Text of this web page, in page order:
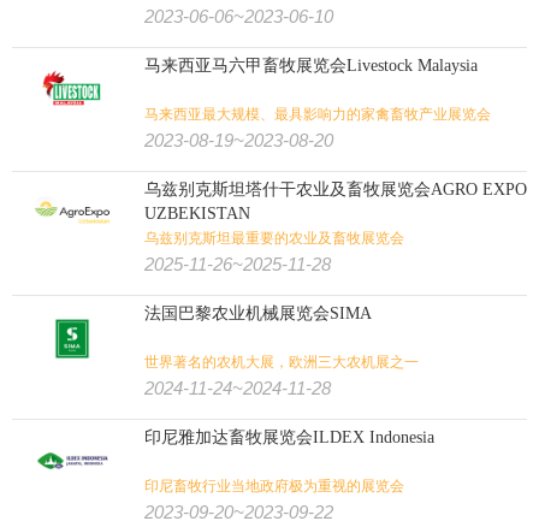
2023-06-06~2023-06-10
马来西亚马六甲畜牧展览会Livestock Malaysia
马来西亚最大规模、最具影响力的家禽畜牧产业展览会
2023-08-19~2023-08-20
乌兹别克斯坦塔什干农业及畜牧展览会AGRO EXPO
UZBEKISTAN
乌兹别克斯坦最重要的农业及畜牧展览会
2025-11-26~2025-11-28
法国巴黎农业机械展览会SIMA
世界著名的农机大展，欧洲三大农机展之一
2024-11-24~2024-11-28
印尼雅加达畜牧展览会ILDEX Indonesia
印尼畜牧行业当地政府极为重视的展览会
2023-09-20~2023-09-22